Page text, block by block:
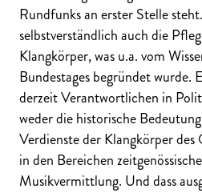
Rundfunks an erster Stelle
selbstverständlich auch die
Klangkörper, was u.a. vom
Bundestages begründet wurde.
derzeit Verantwortlichen in
weder die historische
Verdienste der Klangkörper des
in den Bereichen
Musikvermittlung. Und dass